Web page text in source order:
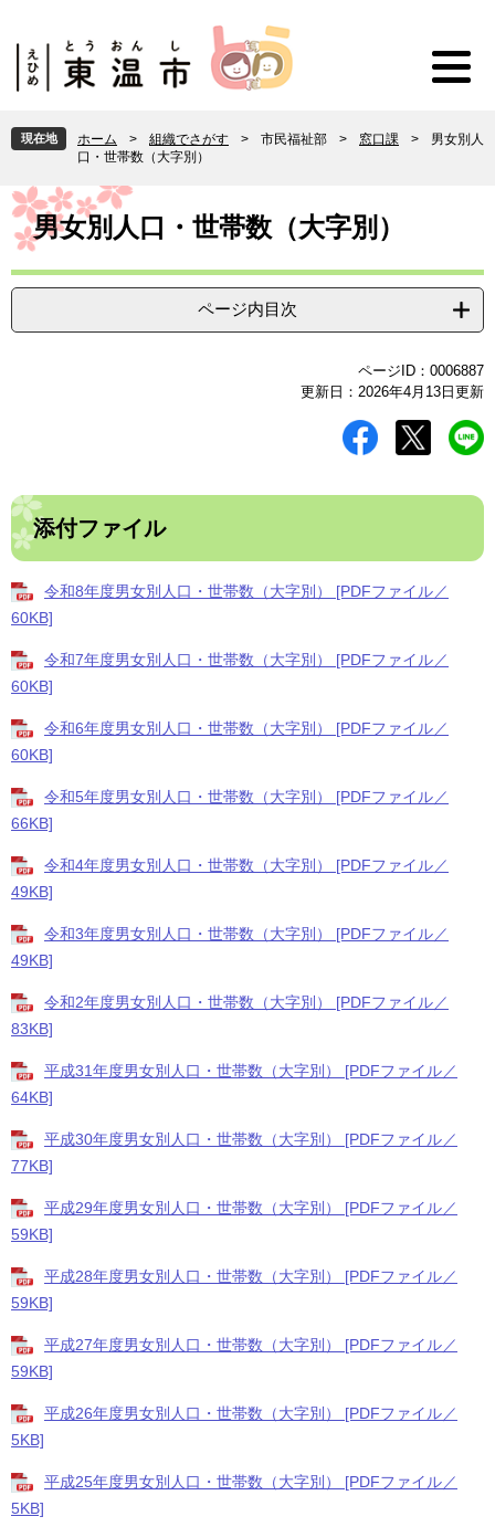
頭
で
。
飛
ば
て
本
へ
現在地 ホーム > 組織でさがす > 市民福祉部 > 窓口課 >
男女別人
口・世帯数（大字別）
本
文 男女別人口・世帯数（大字別）
ページ内目次
ページID：0006887
更新日：2026年4月13日更新
添付ファイル
令和8年度男女別人口・世帯数（大字別） [PDFファイル／
60KB]
令和7年度男女別人口・世帯数（大字別） [PDFファイル／
60KB]
令和6年度男女別人口・世帯数（大字別） [PDFファイル／
60KB]
令和5年度男女別人口・世帯数（大字別） [PDFファイル／
66KB]
令和4年度男女別人口・世帯数（大字別） [PDFファイル／
49KB]
令和3年度男女別人口・世帯数（大字別） [PDFファイル／
49KB]
令和2年度男女別人口・世帯数（大字別） [PDFファイル／
83KB]
平成31年度男女別人口・世帯数（大字別） [PDFファイル／
64KB]
平成30年度男女別人口・世帯数（大字別） [PDFファイル／
77KB]
平成29年度男女別人口・世帯数（大字別） [PDFファイル／
59KB]
平成28年度男女別人口・世帯数（大字別） [PDFファイル／
59KB]
平成27年度男女別人口・世帯数（大字別） [PDFファイル／
59KB]
平成26年度男女別人口・世帯数（大字別） [PDFファイル／
5KB]
平成25年度男女別人口・世帯数（大字別） [PDFファイル／
5KB]